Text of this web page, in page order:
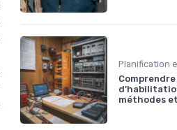
méthodes